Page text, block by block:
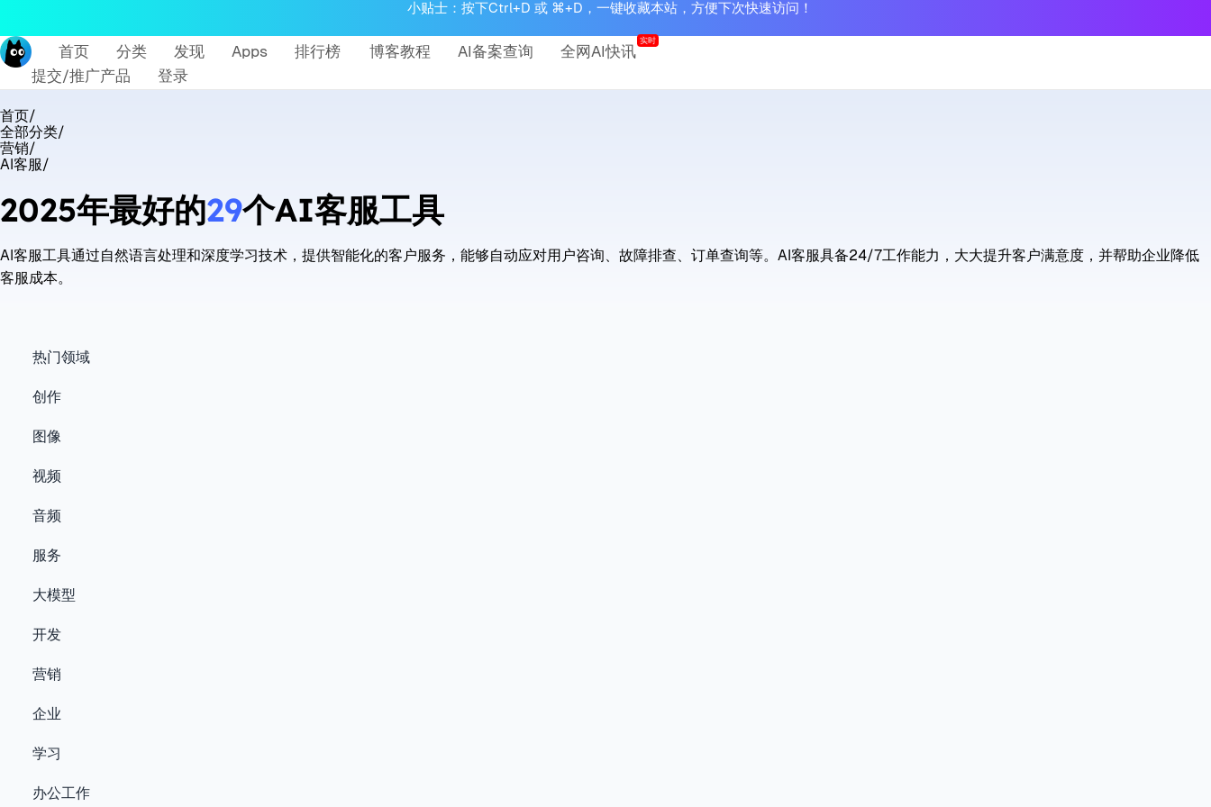
小贴士：按下Ctrl+D 或 ⌘+D，一键收藏本站，方便下次快速访问！
首页 分类 发现 Apps 排行榜 博客教程 AI备案查询 全网AI快讯
实时
提交/推广产品 登录
首页/
全部分类/
营销/
AI客服/
2025年最好的29个AI客服工具
AI客服工具通过自然语言处理和深度学习技术，提供智能化的客户服务，能够自动应对用户咨询、故障排查、订单查询等。AI客服具备24/7工作能力，大大提升客户满意度，并帮助企业降低
客服成本。
热门领域
创作
图像
视频
音频
服务
大模型
开发
营销
企业
学习
办公工作